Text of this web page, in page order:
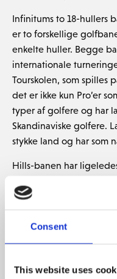
Consent
This website uses
Infinitums to 18-hullers
er to forskellige
enkelte huller. Begge
internationale
Tourskolen, som spilles
det er ikke kun Pro’er
typer af golfere og
Skandinaviske golfere.
stykke land og har som
Hills-banen har
terræn med udsigt over
hullers bane,
Ruins
golf.
GOLFREJSE TIL